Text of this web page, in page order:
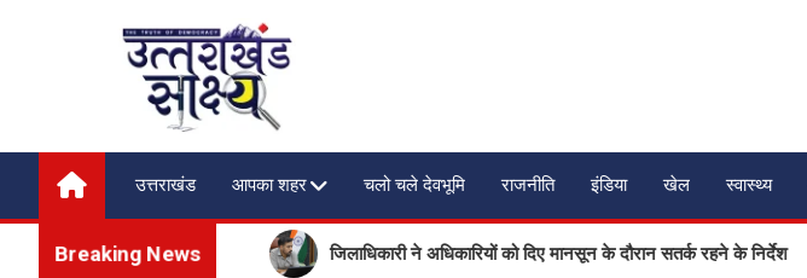
Uttarakhand Shakshya
My News Portal
उत्तराखंड
आपका शहर चलो चले देवभूमि राजनीति इंडिया खेल स्वास्थ्य
Breaking News
की आवाजाही जिलाधिकारी ने अधिकारियों को दिए मानसून के दौरान सतर्क रहने के निर्देश